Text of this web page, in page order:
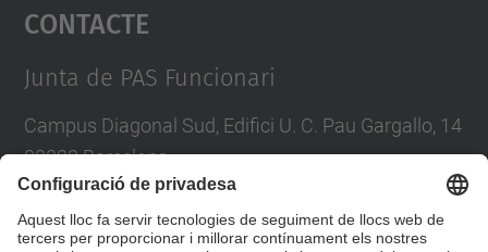
powered by
Contacte
Junta de PAS Funcionari
Campus Diagonal Sud, Edifici U. C. Pau Gargallo, 14
08028 Barcelona